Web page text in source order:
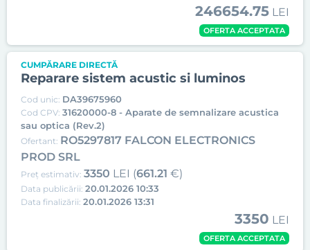
246654.75 LEI
OFERTA ACCEPTATA
CUMPĂRARE DIRECTĂ
Reparare sistem acustic si luminos
Cod unic: DA39675960
Cod CPV: 31620000-8 - Aparate de semnalizare acustica
sau optica (Rev.2)
Ofertant: RO5297817 FALCON ELECTRONICS
PROD SRL
Preț estimativ: 3350 LEI (661.21 €)
Data publicării: 20.01.2026 10:33
Data finalizării: 20.01.2026 13:31
3350 LEI
OFERTA ACCEPTATA